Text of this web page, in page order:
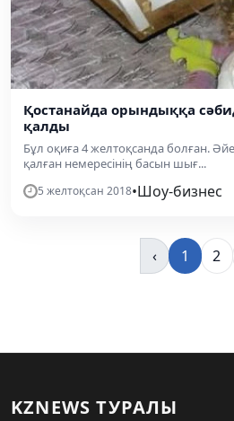
Қостанайда орындыққа
қалды
Бұл оқиға 4 желтоқсанда болған.
қалған немересінің басын шығ...
5 желтоқсан 2018•Шоу-бизнес
‹ 1 2
KZNEWS ТУРАЛЫ